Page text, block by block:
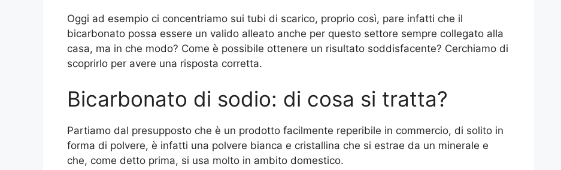
Oggi ad esempio ci concentriamo sui tubi di scarico, proprio così, pare infatti che il
bicarbonato possa essere un valido alleato anche per questo settore sempre collegato alla
casa, ma in che modo? Come è possibile ottenere un risultato soddisfacente? Cerchiamo di
scoprirlo per avere una risposta corretta.
Bicarbonato di sodio: di cosa si tratta?
Partiamo dal presupposto che è un prodotto facilmente reperibile in commercio, di solito in
forma di polvere, è infatti una polvere bianca e cristallina che si estrae da un minerale e
che, come detto prima, si usa molto in ambito domestico.